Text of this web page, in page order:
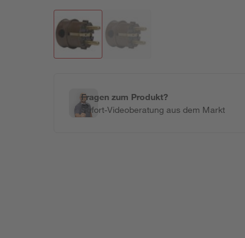
Fragen zum Produkt?
Sofort-Videoberatung aus dem Markt